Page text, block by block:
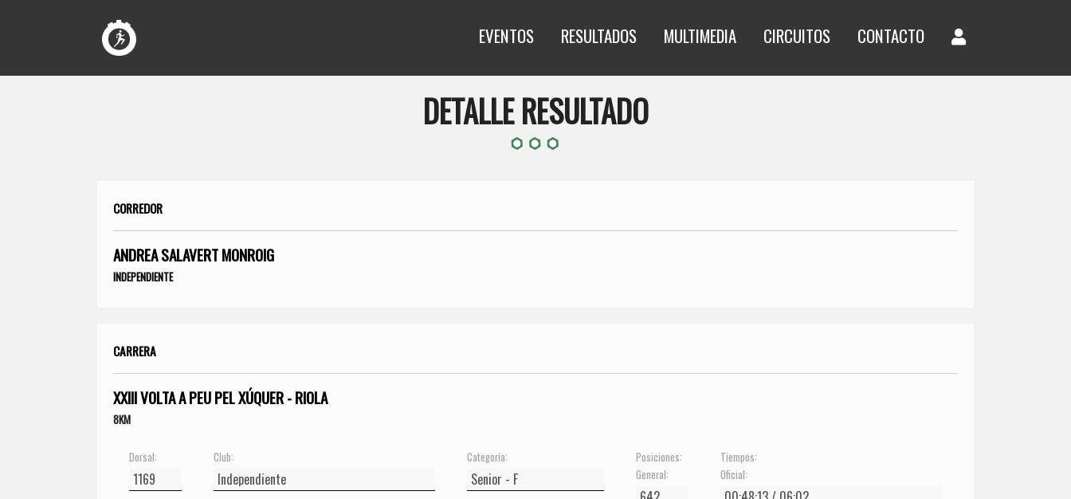
EVENTOS RESULTADOS MULTIMEDIA CIRCUITOS CONTACTO
DETALLE RESULTADO
CORREDOR
ANDREA SALAVERT MONROIG
INDEPENDIENTE
CARRERA
XXIII VOLTA A PEU PEL XÚQUER - RIOLA
8KM
Dorsal: Club: Categoría:
Posiciones:
General:
Tiempos:
Oficial: